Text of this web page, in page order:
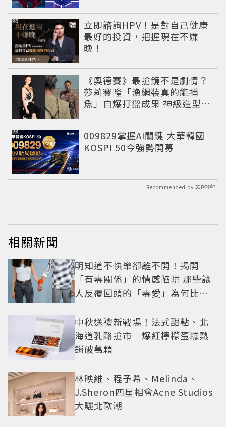
立即諮詢HPV！是對自己健康
最好的投資，把握現在不嫌
晚！
PR
《奧德賽》最搶鏡不是劇情？
莎莉賽隆「漁網裝真的能捕
魚」自爆打獵成果 神級造型美
009829掌握AI關鍵 大華韓國
KOSPI 50今強勢開募
PR
Recommended by
相關新聞
明知道不快樂卻離不開！揭開
「有毒關係」的情感陷阱 那些讓
人反覆回頭的「毒愛」為何比菸
中秋送禮新戰場！法式甜點、北
海道乳酪搶市 爆紅檸檬蛋糕熱
銷破萬顆
林映維、程予希、Melinda、
J.Sheron四星相會Acne Studios
大曬北歐潮